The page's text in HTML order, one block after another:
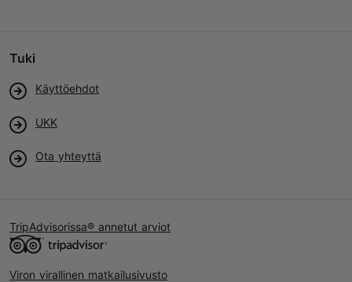
Tuki
Käyttöehdot
UKK
Ota yhteyttä
TripAdvisorissa® annetut arviot
Viron virallinen matkailusivusto